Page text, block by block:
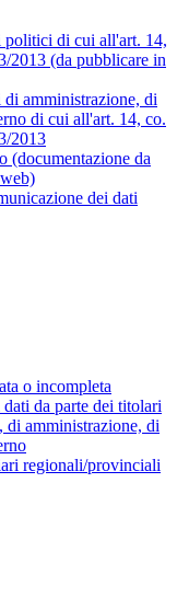
di cui all'art. 14,
2013 (da pubblicare in
amministrazione, di
di cui all'art. 14, co.
2013
(documentazione da
dei dati
o incompleta
da parte dei titolari
amministrazione, di
regionali/provinciali